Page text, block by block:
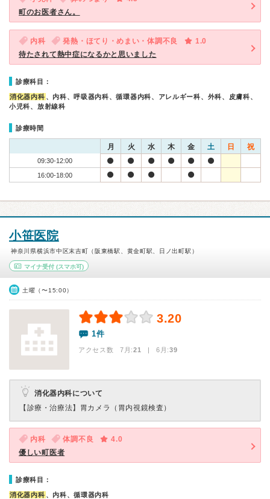
町のお医者さん。
内科 発熱・ほてり・めまい・体調不良
1.0
待たされて熱中症になるかと思いました
診療科目：
消化器内科 、内科、呼吸器内科、循環器内科、アレルギー科、外科、皮膚科、
小児科、放射線科
診療時間
月 火 水 木 金 土 日 祝
09:30-12:00
16:00-18:00
小笹医院
神奈川県横浜市中区末吉町（阪東橋駅、黄金町駅、日ノ出町駅）
マイナ受付 (スマホ可)
土曜（〜15:00）
3.20
1件
アクセス数 7月:21 | 6月:39
消化器内科について
【診療・治療法】 胃カメラ（胃内視鏡検査）
内科 体調不良
4.0
優しい町医者
診療科目：
消化器内科 、内科、循環器内科